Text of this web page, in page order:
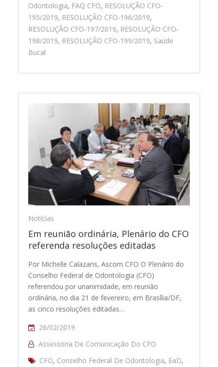
Odontologia, FAQ CFO, RESOLUÇÃO CFO-
195/2019, RESOLUÇÃO CFO-196/2019,
RESOLUÇÃO CFO-197/2019, RESOLUÇÃO CFO-
198/2019, RESOLUÇÃO CFO-199/2019, Saúde
Bucal
Notícias
Em reunião ordinária, Plenário do CFO
referenda resoluções editadas
Por Michelle Calazans, Ascom CFO O Plenário do
Conselho Federal de Odontologia (CFO)
referendou por unanimidade, em reunião
ordinária, no dia 21 de fevereiro, em Brasília/DF,
as cinco resoluções editadas…
26/02/2019
Assessoria De Comunicação Do CFO
CFO, Conselho Federal De Odontologia, EaD,